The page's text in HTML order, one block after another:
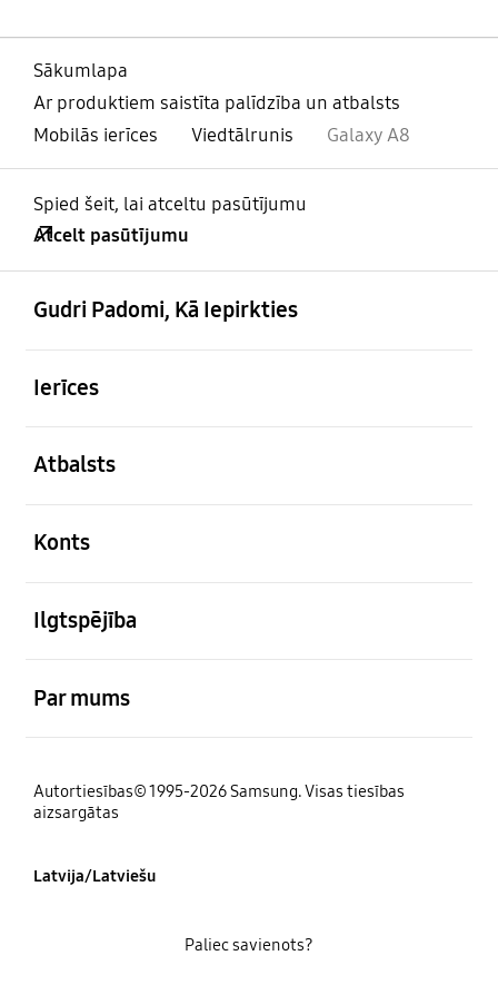
Sākumlapa
Ar produktiem saistīta palīdzība un atbalsts
Mobilās ierīces
Viedtālrunis Galaxy A8
Spied šeit, lai atceltu pasūtījumu
Atcelt pasūtījumu
Gudri Padomi, Kā Iepirkties
Ierīces
Atbalsts
Konts
Ilgtspējība
Par mums
Autortiesības© 1995-2026 Samsung. Visas tiesības
aizsargātas
Latvija/Latviešu
Paliec savienots?